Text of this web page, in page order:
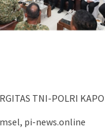
TNI-POLRI
pi-news.online